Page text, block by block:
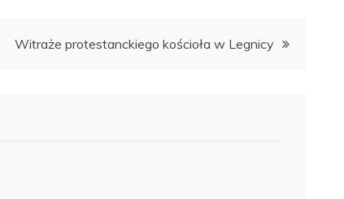
Witraże protestanckiego kościoła w Legnicy